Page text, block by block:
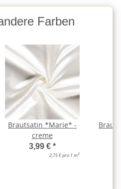
Farben
Brautsatin *Marie* -
creme
3,99 € *
2,75 € pro 1 m2